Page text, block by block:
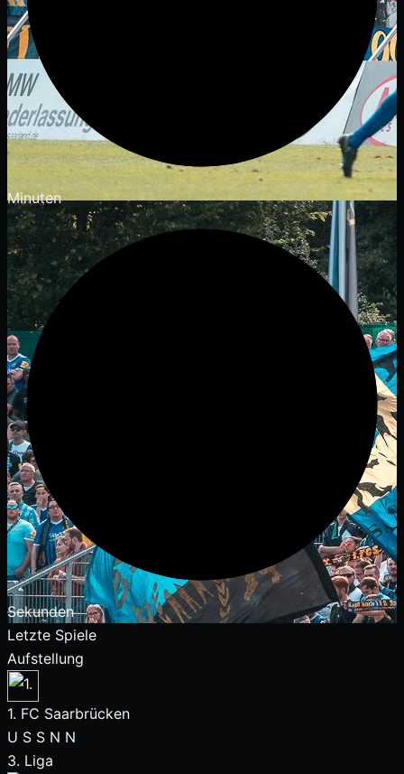
Minuten
Sekunden
Letzte Spiele
Aufstellung
1. FC Saarbrücken
U S S N N
3. Liga